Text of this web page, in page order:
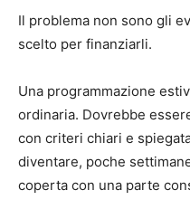
Il problema non sono gli
scelto per finanziarli.
Una programmazione
ordinaria. Dovrebbe
con criteri chiari e
diventare, poche
coperta con una parte